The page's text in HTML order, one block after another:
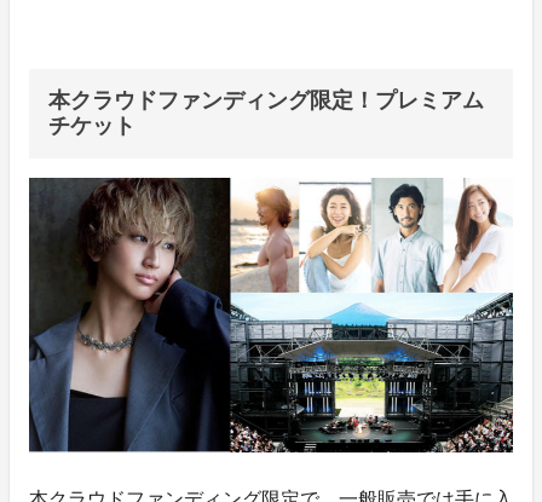
本クラウドファンディング限定！プレミアム
チケット